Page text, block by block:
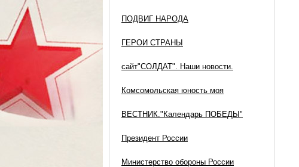
ПОДВИГ НАРОДА
ГЕРОИ СТРАНЫ
сайт"СОЛДАТ". Наши новости.
Комсомольская юность моя
ВЕСТНИК."Календарь ПОБЕДЫ"
Президент России
Министерство обороны России